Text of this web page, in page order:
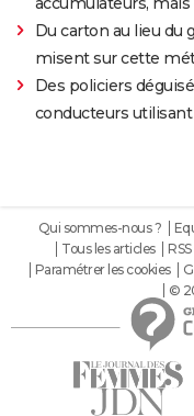
Du carton au lieu du
misent sur cette
Des policiers
conducteurs
Qui sommes-nous ?
Tous les articles
RSS
Paramétrer les cookies
©